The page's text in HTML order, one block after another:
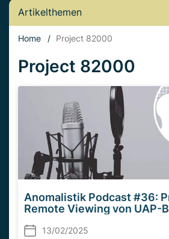
Artikelthemen
Home / Project 82000
Project 82000
Anomalistik Podcast #36:
Remote Viewing von UAP-
13/02/2025